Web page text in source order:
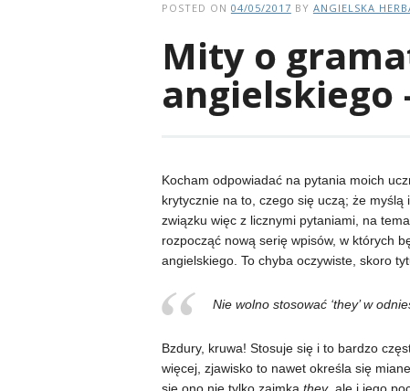
POSTED ON 04/05/2017 BY ANGIELSKA
Mity o
angielskiego
Kocham odpowiadać na pytania moich
krytycznie na to, czego się uczą; że
związku więc z licznymi pytaniami, na
rozpocząć nową serię wpisów, w których
angielskiego. To chyba oczywiste, skoro
Nie wolno stosować ‘they’ w
Bzdury, kruwa! Stosuje się i to bardzo
więcej, zjawisko to nawet określa się